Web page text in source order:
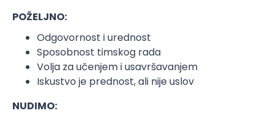
POŽELJNO:
Odgovornost i urednost
Sposobnost timskog rada
Volja za učenjem i usavršavanjem
Iskustvo je prednost, ali nije uslov
NUDIMO: